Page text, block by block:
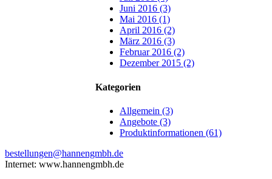
Juni 2016 (3)
Mai 2016 (1)
April 2016 (2)
März 2016 (3)
Februar 2016 (2)
Dezember 2015 (2)
Kategorien
Allgemein (3)
Angebote (3)
Produktinformationen (61)
bestellungen@hannengmbh.de
Internet: www.hannengmbh.de